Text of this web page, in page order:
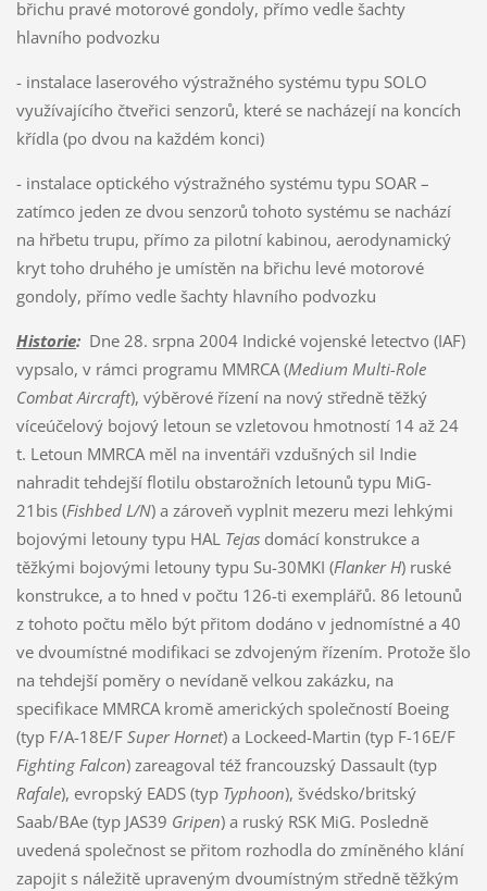
břichu pravé motorové gondoly, přímo vedle šachty
hlavního podvozku
- instalace laserového výstražného systému typu SOLO
využívajícího čtveřici senzorů, které se nacházejí na koncích
křídla (po dvou na každém konci)
- instalace optického výstražného systému typu SOAR –
zatímco jeden ze dvou senzorů tohoto systému se nachází
na hřbetu trupu, přímo za pilotní kabinou, aerodynamický
kryt toho druhého je umístěn na břichu levé motorové
gondoly, přímo vedle šachty hlavního podvozku
Historie:Dne 28. srpna 2004 Indické vojenské letectvo (IAF)
vypsalo, v rámci programu MMRCA (Medium Multi-Role
Combat Aircraft), výběrové řízení na nový středně těžký
víceúčelový bojový letoun se vzletovou hmotností 14 až 24
t. Letoun MMRCA měl na inventáři vzdušných sil Indie
nahradit tehdejší flotilu obstarožních letounů typu MiG-
21bis (Fishbed L/N) a zároveň vyplnit mezeru mezi lehkými
bojovými letouny typu HAL Tejasdomácí konstrukce a
těžkými bojovými letouny typu Su-30MKI (Flanker H) ruské
konstrukce, a to hned v počtu 126-ti exemplářů. 86 letounů
z tohoto počtu mělo být přitom dodáno v jednomístné a 40
ve dvoumístné modifikaci se zdvojeným řízením. Protože šlo
na tehdejší poměry o nevídaně velkou zakázku, na
specifikace MMRCA kromě amerických společností Boeing
(typ F/A-18E/F Super Hornet) a Lockeed-Martin (typ F-16E/F
Fighting Falcon) zareagoval též francouzský Dassault (typ
Rafale), evropský EADS (typ Typhoon), švédsko/britský
Saab/BAe (typ JAS39 Gripen) a ruský RSK MiG. Posledně
uvedená společnost se přitom rozhodla do zmíněného klání
zapojit s náležitě upraveným dvoumístným středně těžkým